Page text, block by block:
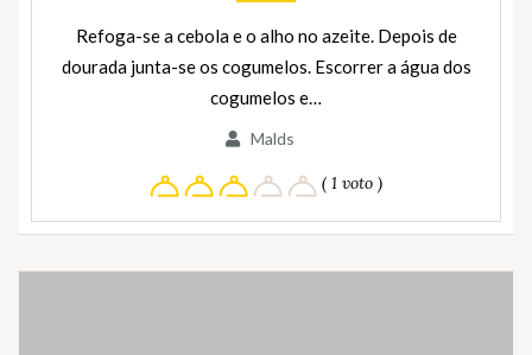
Refoga-se a cebola e o alho no azeite. Depois de
dourada junta-se os cogumelos. Escorrer a água dos
cogumelos e…
Malds
( 1 voto )